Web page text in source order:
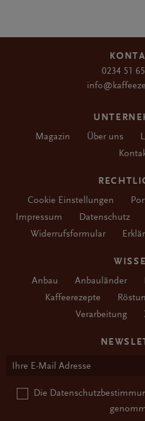
0234 51
Magazin
Über uns
Cookie Einstellungen
Impressum
Datenschutz
Widerrufsformular
Anbau
Anbauländer
Kaffeerezepte
Verarbeitung
Die